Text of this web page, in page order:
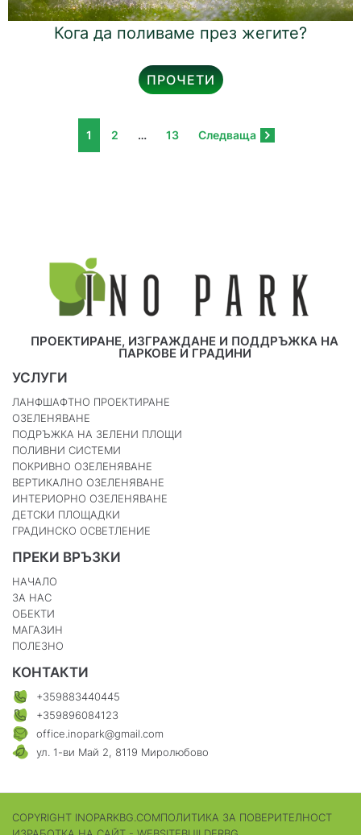
Кога да поливаме през жегите?
ПРОЧЕТИ
1 2 … 13 Следваща
ПРОЕКТИРАНЕ, ИЗГРАЖДАНЕ И ПОДДРЪЖКА НА
ПАРКОВЕ И ГРАДИНИ
УСЛУГИ
ЛАНФШАФТНО ПРОЕКТИРАНЕ
ОЗЕЛЕНЯВАНЕ
ПОДРЪЖКА НА ЗЕЛЕНИ ПЛОЩИ
ПОЛИВНИ СИСТЕМИ
ПОКРИВНО ОЗЕЛЕНЯВАНЕ
ВЕРТИКАЛНО ОЗЕЛЕНЯВАНЕ
ИНТЕРИОРНО ОЗЕЛЕНЯВАНЕ
ДЕТСКИ ПЛОЩАДКИ
ГРАДИНСКО ОСВЕТЛЕНИЕ
ПРЕКИ ВРЪЗКИ
НАЧАЛО
ЗА НАС
ОБЕКТИ
МАГАЗИН
ПОЛЕЗНО
КОНТАКТИ
+359883440445
+359896084123
office.inopark@gmail.com
ул. 1-ви Май 2, 8119 Миролюбово
COPYRIGHT INOPARKBG.COMПОЛИТИКА ЗА ПОВЕРИТЕЛНОСТ